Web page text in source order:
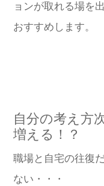
ョンが取れる場を
おすすめします。
自分の考え方
増える！？
職場と自宅の往復
ない・・・